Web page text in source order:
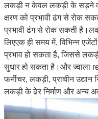
लकड़ी न केवल लकड़ी के सड़ने
क्षरण को प्रभावी ढंग से रोक
प्रभावी ढंग से रोक सकती
लिएएक ही समय में, विभिन्न
प्रभाव हो सकता है, जिससे
सुधार हो सकता है। और ज्वाला
फर्नीचर, लकड़ी, प्राचीन उद्यान
लकड़ी के ढेर निर्माण और अन्य